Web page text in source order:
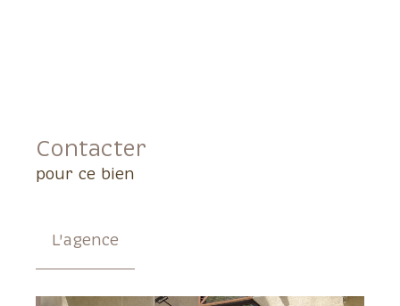
Contacter
pour ce bien
L'agence